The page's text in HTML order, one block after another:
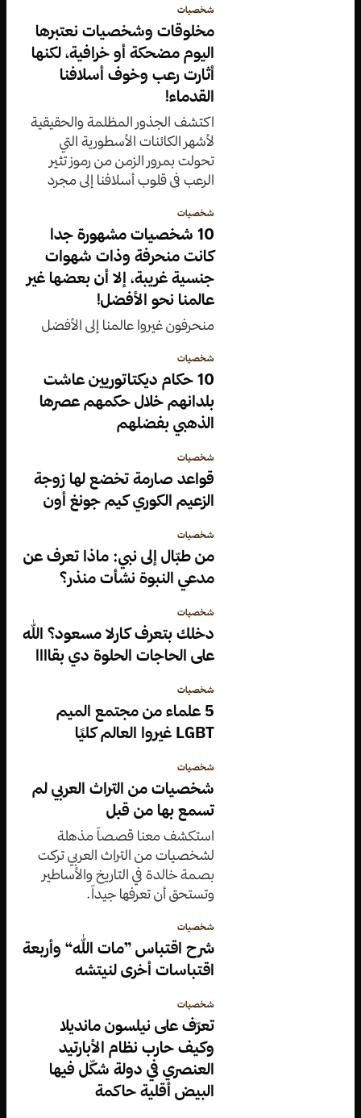
شخصيات
مخلوقات وشخصيات نعتبرها
اليوم مضحكة أو خرافية، لكنها
أثارت رعب وخوف أسلافنا
القدماء!
اكتشف الجذور المظلمة والحقيقية
لأشهر الكائنات الأسطورية التي
تحولت بمرور الزمن من رموز تثير
الرعب في قلوب أسلافنا إلى مجرد
الأطفال.
شخصيات
10 شخصيات مشهورة جدا
كانت منحرفة وذات شهوات
جنسية غريبة، إلا أن بعضها غير
عالمنا نحو الأفضل!
منحرفون غيروا عالمنا إلى الأفضل
شخصيات
10 حكام ديكتاتوريين عاشت
بلدانهم خلال حكمهم عصرها
الذهبي بفضلهم
شخصيات
قواعد صارمة تخضع لها زوجة
الزعيم الكوري كيم جونغ أون
شخصيات
من طبّال إلى نبي: ماذا تعرف عن
مدعي النبوة نشأت منذر؟
شخصيات
دخلك بتعرف كارلا مسعود؟ الله
على الحاجات الحلوة دي بقاااا
شخصيات
5 علماء من مجتمع الميم
LGBT غيروا العالم كليًا
شخصيات
شخصيات من التراث العربي لم
تسمع بها من قبل
استكشف معنا قصصاً مذهلة
لشخصيات من التراث العربي تركت
بصمة خالدة في التاريخ والأساطير
وتستحق أن تعرفها جيداً.
شخصيات
شرح اقتباس ”مات الله“ وأربعة
اقتباسات أخرى لنيتشه
شخصيات
تعرّف على نيلسون مانديلا
وكيف حارب نظام الأبارتيد
العنصري في دولة شكّل فيها
البيض أقلية حاكمة